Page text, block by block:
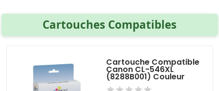
Cartouches Compatibles
Cartouche Compatible
Canon CL-546XL
(8288B001) Couleur